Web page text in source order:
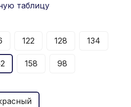
таблицу
122 128 134
158 98